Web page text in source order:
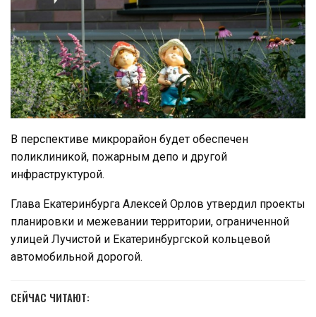
В перспективе микрорайон будет обеспечен
поликлиникой, пожарным депо и другой
инфраструктурой.
Глава Екатеринбурга Алексей Орлов утвердил проекты
планировки и межевании территории, ограниченной
улицей Лучистой и Екатеринбургской кольцевой
автомобильной дорогой.
СЕЙЧАС ЧИТАЮТ: